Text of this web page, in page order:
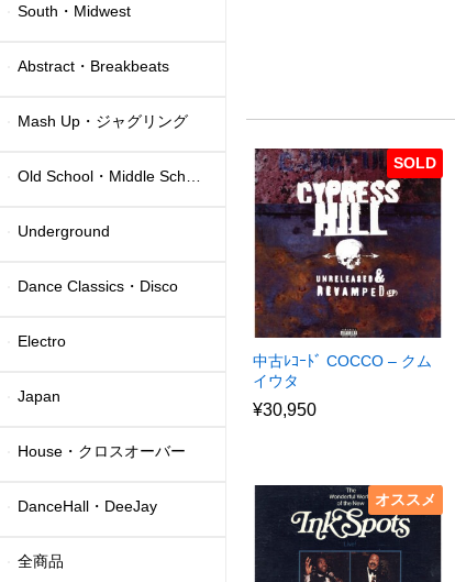
SOLD
中古ﾚｺｰﾄﾞ COCCO – クム
イウタ
¥30,950
オススメ
South・Midwest
Abstract・Breakbeats
Mash Up・ジャグリング
Old School・Middle School
Underground
Dance Classics・Disco
Electro
Japan
House・クロスオーバー
DanceHall・DeeJay
全商品